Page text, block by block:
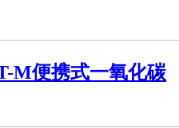
M便携式一氧化碳